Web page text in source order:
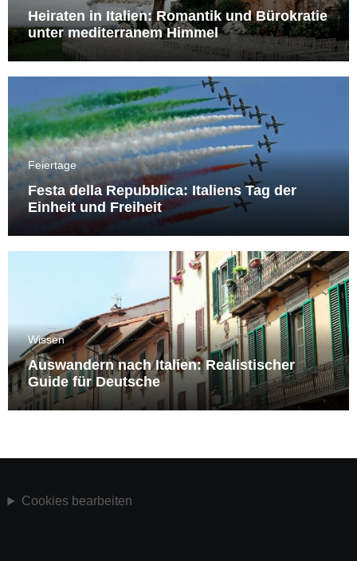
Heiraten in Italien: Romantik und Bürokratie
unter mediterranem Himmel
Feiertage
Festa della Repubblica: Italiens Tag der
Einheit und Freiheit
Wissen
Auswandern nach Italien: Realistischer
Guide für Deutsche
Cookies bearbeiten